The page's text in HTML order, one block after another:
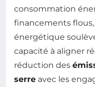
consommation
financements
énergétique
capacité à aligner
réduction des
serre avec les